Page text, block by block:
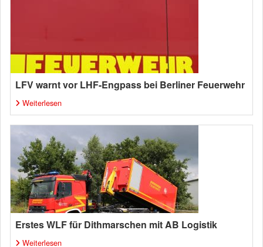
LFV warnt vor LHF-Engpass bei Berliner Feuerwehr
Weiterlesen
Erstes WLF für Dithmarschen mit AB Logistik
Weiterlesen